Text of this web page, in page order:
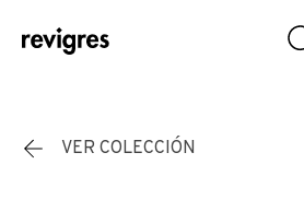
Saltar al contenido principal
VER COLECCIÓN